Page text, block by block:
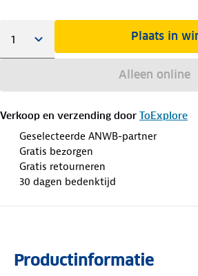
Plaats in
Alleen online
Verkoop en verzending door ToExplore
Geselecteerde ANWB-partner
Gratis bezorgen
Gratis retourneren
30 dagen bedenktijd
Productinformatie